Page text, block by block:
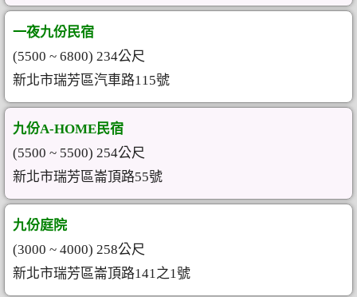
一夜九份民宿
(5500 ~ 6800) 234公尺
新北市瑞芳區汽車路115號
九份A-HOME民宿
(5500 ~ 5500) 254公尺
新北市瑞芳區崙頂路55號
九份庭院
(3000 ~ 4000) 258公尺
新北市瑞芳區崙頂路141之1號